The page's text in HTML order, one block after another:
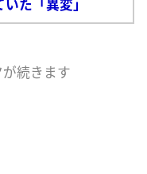
た「異変」
続きます